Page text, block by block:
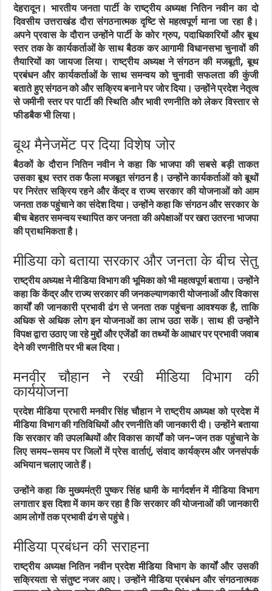
देहरादून। भारतीय जनता पार्टी के राष्ट्रीय अध्यक्ष नितिन नवीन का दो
दिवसीय उत्तराखंड दौरा संगठनात्मक दृष्टि से महत्वपूर्ण माना जा रहा है।
अपने प्रवास के दौरान उन्होंने पार्टी के कोर ग्रुप, पदाधिकारियों और बूथ
स्तर तक के कार्यकर्ताओं के साथ बैठक कर आगामी विधानसभा चुनावों की
तैयारियों का जायजा लिया। राष्ट्रीय अध्यक्ष ने संगठन की मजबूती, बूथ
प्रबंधन और कार्यकर्ताओं के साथ समन्वय को चुनावी सफलता की कुंजी
बताते हुए संगठन को और सक्रिय बनाने पर जोर दिया। उन्होंने प्रदेश नेतृत्व
से जमीनी स्तर पर पार्टी की स्थिति और भावी रणनीति को लेकर विस्तार से
फीडबैक भी लिया।
बूथ मैनेजमेंट पर दिया विशेष जोर
बैठकों के दौरान नितिन नवीन ने कहा कि भाजपा की सबसे बड़ी ताकत
उसका बूथ स्तर तक फैला मजबूत संगठन है। उन्होंने कार्यकर्ताओं को बूथों
पर निरंतर सक्रिय रहने और केंद्र व राज्य सरकार की योजनाओं को आम
जनता तक पहुंचाने का संदेश दिया। उन्होंने कहा कि संगठन और सरकार के
बीच बेहतर समन्वय स्थापित कर जनता की अपेक्षाओं पर खरा उतरना भाजपा
की प्राथमिकता है।
मीडिया को बताया सरकार और जनता के बीच सेतु
राष्ट्रीय अध्यक्ष ने मीडिया विभाग की भूमिका को भी महत्वपूर्ण बताया। उन्होंने
कहा कि केंद्र और राज्य सरकार की जनकल्याणकारी योजनाओं और विकास
कार्यों की जानकारी प्रभावी ढंग से जनता तक पहुंचना आवश्यक है, ताकि
अधिक से अधिक लोग इन योजनाओं का लाभ उठा सकें। साथ ही उन्होंने
विपक्ष द्वारा उठाए जा रहे मुद्दों और एजेंडों का तथ्यों के आधार पर प्रभावी जवाब
देने की रणनीति पर भी बल दिया।
मनवीर चौहान ने रखी मीडिया विभाग की
कार्ययोजना
प्रदेश मीडिया प्रभारी मनवीर सिंह चौहान ने राष्ट्रीय अध्यक्ष को प्रदेश में
मीडिया विभाग की गतिविधियों और रणनीति की जानकारी दी। उन्होंने बताया
कि सरकार की उपलब्धियों और विकास कार्यों को जन-जन तक पहुंचाने के
लिए समय-समय पर जिलों में प्रेस वार्ताएं, संवाद कार्यक्रम और जनसंपर्क
अभियान चलाए जाते हैं।
उन्होंने कहा कि मुख्यमंत्री पुष्कर सिंह धामी के मार्गदर्शन में मीडिया विभाग
लगातार इस दिशा में काम कर रहा है कि सरकार की योजनाओं की जानकारी
आम लोगों तक प्रभावी ढंग से पहुंचे।
मीडिया प्रबंधन की सराहना
राष्ट्रीय अध्यक्ष नितिन नवीन प्रदेश मीडिया विभाग के कार्यों और उसकी
सक्रियता से संतुष्ट नजर आए। उन्होंने मीडिया प्रबंधन और संगठनात्मक